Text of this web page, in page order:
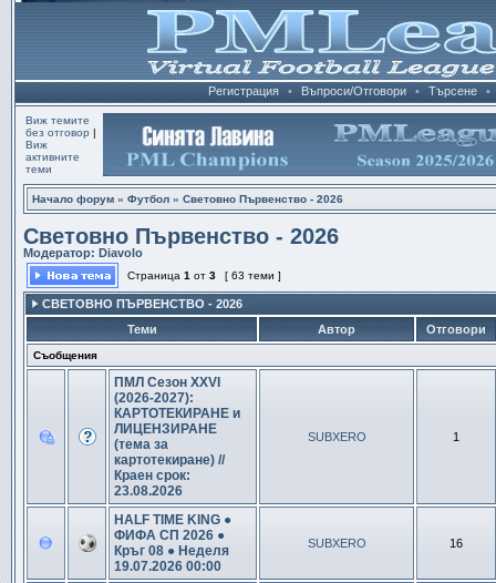
Регистрация • Въпроси/Отговори • Търсене •
Виж темите
без отговор |
Виж
активните
теми
Начало форум » Футбол » Световно Първенство - 2026
Световно Първенство - 2026
Модератор: Diavolo
Страница 1 от 3 [ 63 теми ]
СВЕТОВНО ПЪРВЕНСТВО - 2026
Теми
Автор Отговори
Съобщения
ПМЛ Сезон XXVI
(2026-2027):
КАРТОТЕКИРАНЕ и
ЛИЦЕНЗИРАНЕ
(тема за
картотекиране) //
Краен срок:
23.08.2026
SUBXERO 1
HALF TIME KING ●
ФИФА СП 2026 ●
Кръг 08 ● Неделя
19.07.2026 00:00
SUBXERO 16